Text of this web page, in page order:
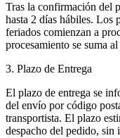
Tras la confirmación del
hasta 2 días hábiles. Los
feriados comienzan a
procesamiento se suma
3. Plazo de Entrega
El plazo de entrega se
del envío por código
transportista. El plazo
despacho del pedido, sin